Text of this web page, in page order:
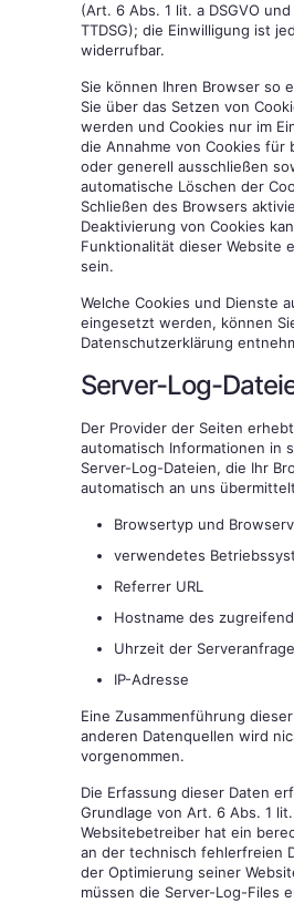
(Art. 6 Abs. 1 lit. a DSGVO
TTDSG); die Einwilligung ist
widerrufbar.
Sie können Ihren Browser so
Sie über das Setzen von
werden und Cookies nur im
die Annahme von Cookies für
oder generell ausschließen
automatische Löschen der
Schließen des Browsers
Deaktivierung von Cookies
Funktionalität dieser Website
sein.
Welche Cookies und Dienste
eingesetzt werden, können
Datenschutzerklärung
Server-Log-
Der Provider der Seiten
automatisch Informationen in
Server-Log-Dateien, die Ihr
automatisch an uns
Browsertyp und
verwendetes
Referrer URL
Hostname des
Uhrzeit der Serveranfrage
IP-Adresse
Eine Zusammenführung
anderen Datenquellen wird
vorgenommen.
Die Erfassung dieser Daten
Grundlage von Art. 6 Abs. 1 lit.
Websitebetreiber hat ein
an der technisch fehlerfreien
der Optimierung seiner
müssen die Server-Log-Files